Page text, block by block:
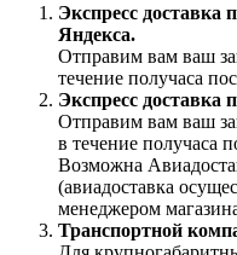
Экспресс доставка
Яндекса.
Отправим вам ваш
течение получаса
Экспресс доставка
Отправим вам ваш
в течение получаса
Возможна
(авиадоставка
менеджером
Транспортной